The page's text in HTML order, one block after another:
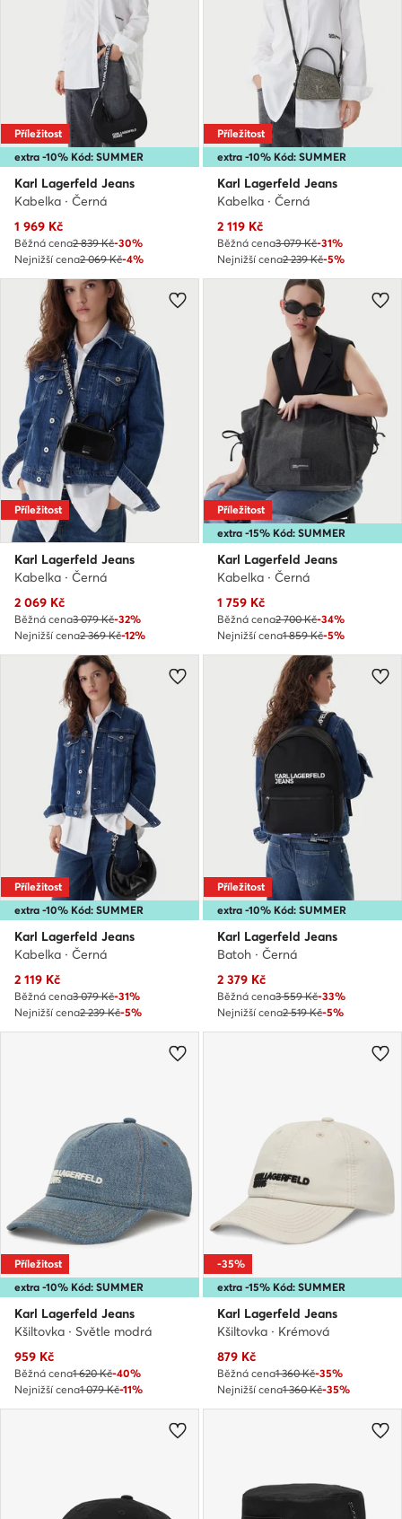
extra -10% Kód: SUMMER
Příležitost
Karl Lagerfeld Jeans
Kabelka · Černá
Aktuální cena
1 969 Kč
Běžná cena2 839 Kč-30%
Nejnižší cena2 069 Kč-4%
extra -10% Kód: SUMMER
Příležitost
Karl Lagerfeld Jeans
Kabelka · Černá
Aktuální cena
2 119 Kč
Běžná cena3 079 Kč-31%
Nejnižší cena2 239 Kč-5%
Příležitost
Karl Lagerfeld Jeans
Kabelka · Černá
Aktuální cena
2 069 Kč
Běžná cena3 079 Kč-32%
Nejnižší cena2 369 Kč-12%
extra -15% Kód: SUMMER
Příležitost
Karl Lagerfeld Jeans
Kabelka · Černá
Aktuální cena
1 759 Kč
Běžná cena2 700 Kč-34%
Nejnižší cena1 859 Kč-5%
extra -10% Kód: SUMMER
Příležitost
Karl Lagerfeld Jeans
Kabelka · Černá
Aktuální cena
2 119 Kč
Běžná cena3 079 Kč-31%
Nejnižší cena2 239 Kč-5%
extra -10% Kód: SUMMER
Příležitost
Karl Lagerfeld Jeans
Batoh · Černá
Aktuální cena
2 379 Kč
Běžná cena3 559 Kč-33%
Nejnižší cena2 519 Kč-5%
extra -10% Kód: SUMMER
Příležitost
Karl Lagerfeld Jeans
Kšiltovka · Světle modrá
Aktuální cena
959 Kč
Běžná cena1 620 Kč-40%
Nejnižší cena1 079 Kč-11%
extra -15% Kód: SUMMER
-35%
Karl Lagerfeld Jeans
Kšiltovka · Krémová
Aktuální cena
879 Kč
Běžná cena1 360 Kč-35%
Nejnižší cena1 360 Kč-35%